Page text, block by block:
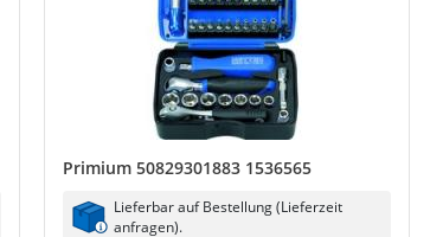
Primium 50829301883 1536565
Lieferbar auf Bestellung (Lieferzeit
anfragen).